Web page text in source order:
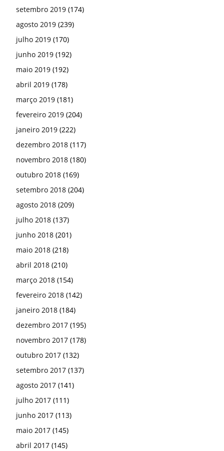
setembro 2019 (174)
agosto 2019 (239)
julho 2019 (170)
junho 2019 (192)
maio 2019 (192)
abril 2019 (178)
março 2019 (181)
fevereiro 2019 (204)
janeiro 2019 (222)
dezembro 2018 (117)
novembro 2018 (180)
outubro 2018 (169)
setembro 2018 (204)
agosto 2018 (209)
julho 2018 (137)
junho 2018 (201)
maio 2018 (218)
abril 2018 (210)
março 2018 (154)
fevereiro 2018 (142)
janeiro 2018 (184)
dezembro 2017 (195)
novembro 2017 (178)
outubro 2017 (132)
setembro 2017 (137)
agosto 2017 (141)
julho 2017 (111)
junho 2017 (113)
maio 2017 (145)
abril 2017 (145)